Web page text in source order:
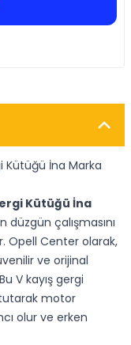
Kütüğü İna Marka
Kütüğü İna
düzgün çalışmasını
Opell Center olarak,
ve orijinal
V kayış gergi
motor
olur ve erken